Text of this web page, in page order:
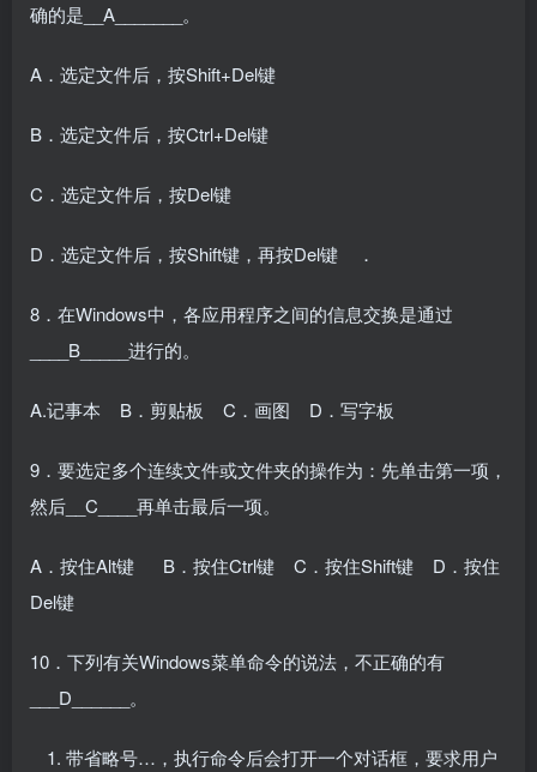
确的是__A_______。
A．选定文件后，按Shift+Del键
B．选定文件后，按Ctrl+Del键
C．选定文件后，按Del键
D．选定文件后，按Shift键，再按Del键 ．
8．在Windows中，各应用程序之间的信息交换是通过
____B_____进行的。
A.记事本 B．剪贴板 C．画图 D．写字板
9．要选定多个连续文件或文件夹的操作为：先单击第一项，
然后__C____再单击最后一项。
A．按住Alt键 B．按住Ctrl键 C．按住Shift键 D．按住
Del键
10．下列有关Windows菜单命令的说法，不正确的有
___D______。
带省略号…，执行命令后会打开一个对话框，要求用户